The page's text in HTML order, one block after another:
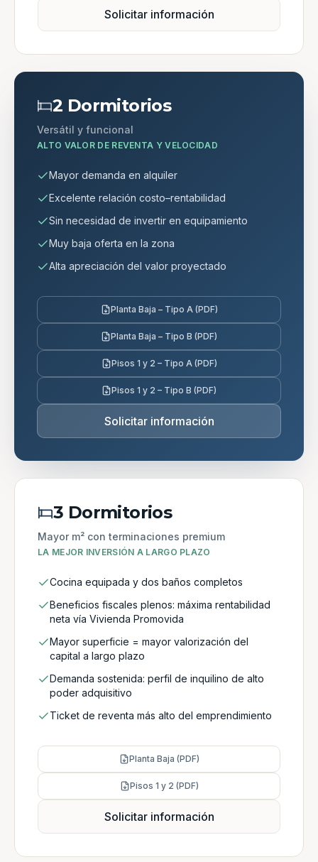
Solicitar información
2 Dormitorios
Versátil y funcional
ALTO VALOR DE REVENTA Y VELOCIDAD
Mayor demanda en alquiler
Excelente relación costo–rentabilidad
Sin necesidad de invertir en equipamiento
Muy baja oferta en la zona
Alta apreciación del valor proyectado
Planta Baja – Tipo A (PDF)
Planta Baja – Tipo B (PDF)
Pisos 1 y 2 – Tipo A (PDF)
Pisos 1 y 2 – Tipo B (PDF)
Solicitar información
3 Dormitorios
Mayor m² con terminaciones premium
LA MEJOR INVERSIÓN A LARGO PLAZO
Cocina equipada y dos baños completos
Beneficios fiscales plenos: máxima rentabilidad
neta vía Vivienda Promovida
Mayor superficie = mayor valorización del
capital a largo plazo
Demanda sostenida: perfil de inquilino de alto
poder adquisitivo
Ticket de reventa más alto del emprendimiento
Planta Baja (PDF)
Pisos 1 y 2 (PDF)
Solicitar información